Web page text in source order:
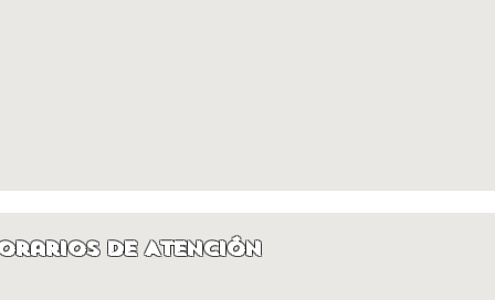
de Atención